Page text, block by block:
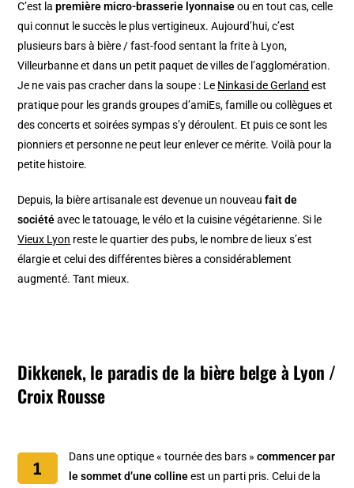
C’est lapremière micro-brasserie lyonnaiseou en tout cas, celle
qui connut le succès le plus vertigineux. Aujourd’hui, c’est
plusieurs bars à bière / fast-food sentant la frite à Lyon,
Villeurbanne et dans un petit paquet de villes de l’agglomération.
Je ne vais pas cracher dans la soupe : Le Ninkasi de Gerland est
pratique pour les grands groupes d’amiEs, famille ou collègues et
des concerts et soirées sympas s’y déroulent. Et puis ce sont les
pionniers et personne ne peut leur enlever ce mérite. Voilà pour la
petite histoire.
Depuis, la bière artisanale est devenue un nouveaufait de
sociétéavec le tatouage, le vélo et la cuisine végétarienne. Si le
Vieux Lyon reste le quartier des pubs, le nombre de lieux s’est
élargie et celui des différentes bières a considérablement
augmenté. Tant mieux.
Dikkenek, le paradis de la bière belge à Lyon /
Croix Rousse
Dans une optique « tournée des bars »commencer par
le sommet d’une collineest un parti pris. Celui de la